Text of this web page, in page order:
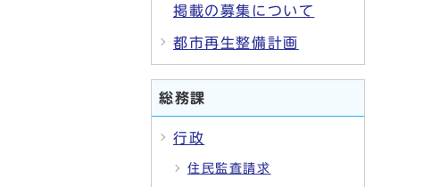
掲載の募集について
都市再生整備計画
総務課
行政
住民監査請求